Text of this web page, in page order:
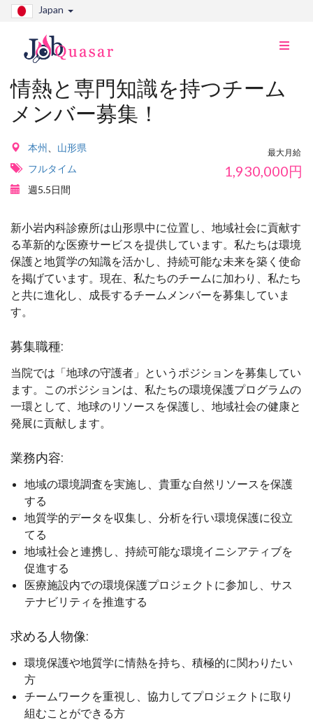
Japan
ナ
り
情熱と専門知識を持つチーム
メンバー募集！
本州
山形県
フルタイム
週5.5日間
最大月給
1,930,000円
新小岩内科診療所は山形県中に位置し、地域社会に貢献す
る革新的な医療サービスを提供しています。私たちは環境
保護と地質学の知識を活かし、持続可能な未来を築く使命
を掲げています。現在、私たちのチームに加わり、私たち
と共に進化し、成長するチームメンバーを募集していま
す。
募集職種:
当院では「地球の守護者」というポジションを募集してい
ます。このポジションは、私たちの環境保護プログラムの
一環として、地球のリソースを保護し、地域社会の健康と
発展に貢献します。
業務内容:
地域の環境調査を実施し、貴重な自然リソースを保護
する
地質学的データを収集し、分析を行い環境保護に役立
てる
地域社会と連携し、持続可能な環境イニシアティブを
促進する
医療施設内での環境保護プロジェクトに参加し、サス
テナビリティを推進する
求める人物像:
環境保護や地質学に情熱を持ち、積極的に関わりたい
方
チームワークを重視し、協力してプロジェクトに取り
組むことができる方